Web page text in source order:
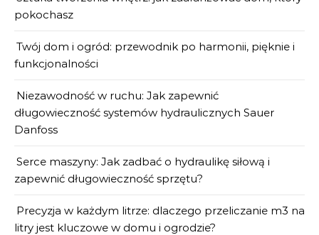
pokochasz
Twój dom i ogród: przewodnik po harmonii, pięknie i
funkcjonalności
Niezawodność w ruchu: Jak zapewnić
długowieczność systemów hydraulicznych Sauer
Danfoss
Serce maszyny: Jak zadbać o hydraulikę siłową i
zapewnić długowieczność sprzętu?
Precyzja w każdym litrze: dlaczego przeliczanie m3 na
litry jest kluczowe w domu i ogrodzie?